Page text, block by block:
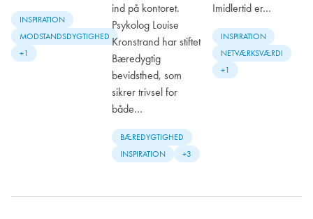
INSPIRATION
MODSTANDSDYGTIGHED
+1
ind på kontoret.
Psykolog Louise
Kronstrand har stiftet
Bæredygtig
bevidsthed, som
sikrer trivsel for
både…
BÆREDYGTIGHED
INSPIRATION
+3
Imidlertid er…
INSPIRATION
NETVÆRKSVÆRDI
+1